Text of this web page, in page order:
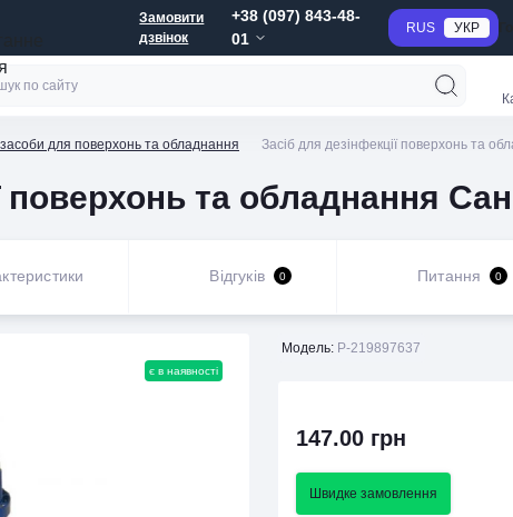
Замовити
дзвінок
+38 (097) 843-48-
01
RUS УКР
засоби для поверхонь та обладнання Засіб для дезінфекції поверхонь та
поверхонь та обладнання
Відгуків 0 Питання 0
є в наявності
Модель: P-219897637
147.00 грн
Швидке замовлення